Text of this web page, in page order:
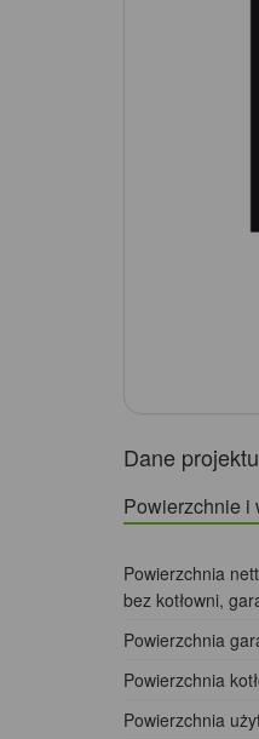
Dane
Powierzchnie i
Powierzchnia
bez kotłowni,
Powierzchnia
Powierzchnia
Powierzchnia